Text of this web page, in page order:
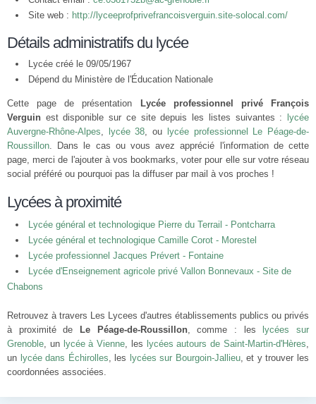
Site web : http://lyceeprofprivefrancoisverguin.site-solocal.com/
Détails administratifs du lycée
Lycée créé le 09/05/1967
Dépend du Ministère de l'Éducation Nationale
Cette page de présentation
Lycée professionnel privé François
Verguin est disponible sur ce site depuis les listes suivantes :
lycée
Auvergne-Rhône-Alpes, lycée 38, ou
lycée professionnel Le Péage-de-
Roussillon. Dans le cas ou vous avez apprécié l'information de cette
page, merci de l'ajouter à vos bookmarks, voter pour elle sur votre réseau
social préféré ou pourquoi pas la diffuser par mail à vos proches !
Lycées à proximité
Lycée général et technologique Pierre du Terrail - Pontcharra
Lycée général et technologique Camille Corot - Morestel
Lycée professionnel Jacques Prévert - Fontaine
Lycée d'Enseignement agricole privé Vallon Bonnevaux - Site de
Chabons
Retrouvez à travers Les Lycees d'autres établissements publics ou privés
à proximité de
Le Péage-de-Roussillon, comme : les
lycées sur
Grenoble, un lycée à Vienne, les lycées autours de Saint-Martin-d'Hères,
un lycée dans Échirolles, les lycées sur Bourgoin-Jallieu, et y trouver les
coordonnées associées.